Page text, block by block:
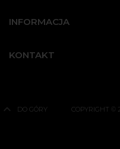
INFORMACJA
KONTAKT
DO GÓRY COPYRIGHT ©